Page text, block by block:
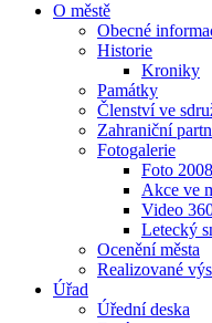
O městě
Obecné
Historie
Kroniky
Památky
Členství ve
Zahraniční
Fotogalerie
Foto 2008
Akce ve
Video
Letecký
Ocenění města
Realizované
Úřad
Úřední deska